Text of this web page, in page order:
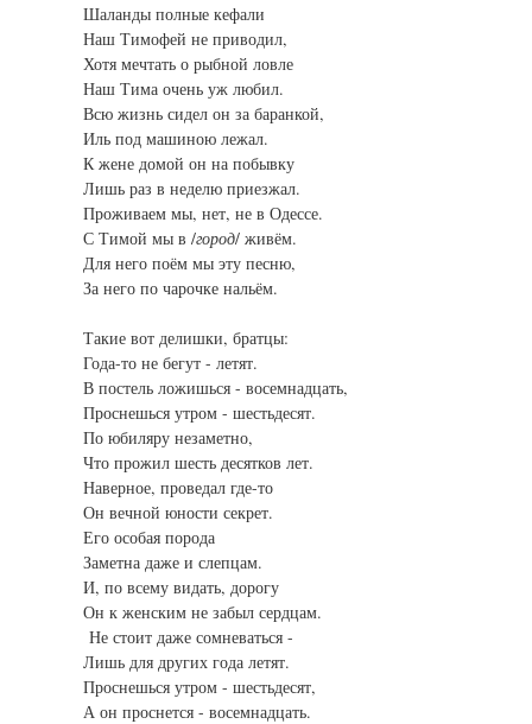
Шаланды полные кефали
Наш Тимофей не приводил,
Хотя мечтать о рыбной ловле
Наш Тима очень уж любил.
Всю жизнь сидел он за баранкой,
Иль под машиною лежал.
К жене домой он на побывку
Лишь раз в неделю приезжал.
Проживаем мы, нет, не в Одессе.
С Тимой мы в /город/ живём.
Для него поём мы эту песню,
За него по чарочке нальём.
Такие вот делишки, братцы:
Года-то не бегут - летят.
В постель ложишься - восемнадцать,
Проснешься утром - шестьдесят.
По юбиляру незаметно,
Что прожил шесть десятков лет.
Наверное, проведал где-то
Он вечной юности секрет.
Его особая порода
Заметна даже и слепцам.
И, по всему видать, дорогу
Он к женским не забыл сердцам.
Не стоит даже сомневаться -
Лишь для других года летят.
Проснешься утром - шестьдесят,
А он проснется - восемнадцать.